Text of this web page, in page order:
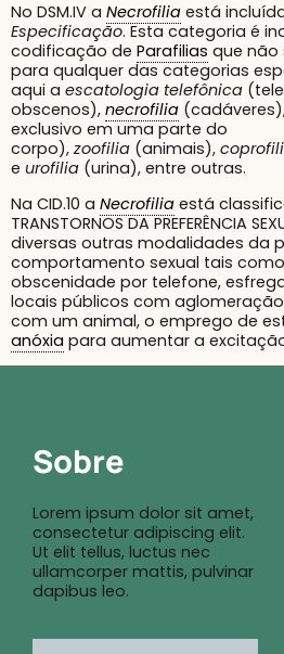
No DSM.IV a Necrofilia está
Especificação. Esta categoria é
codificação de Parafilias que não
para qualquer das categorias
aqui a escatologia telefônica
obscenos), necrofilia
exclusivo em uma parte do
corpo), zoofilia (animais),
e urofilia (urina), entre outras.
Na CID.10 a Necrofilia está
TRANSTORNOS DA PREFERÊNCIA
diversas outras modalidades da
comportamento sexual tais
obscenidade por telefone,
locais públicos com
com um animal, o emprego de
anóxia para aumentar a
Sobre
Lorem ipsum dolor sit amet,
consectetur adipiscing elit.
Ut elit tellus, luctus nec
ullamcorper mattis, pulvinar
dapibus leo.